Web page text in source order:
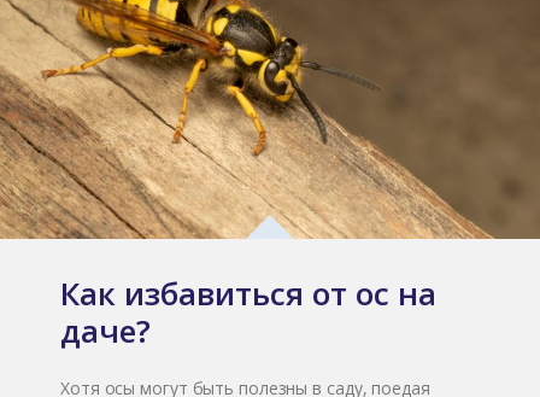
Как избавиться от ос на
даче?
Хотя осы могут быть полезны в саду, поедая